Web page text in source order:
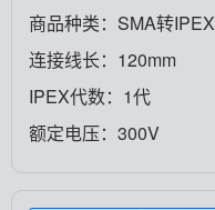
商品种类：SMA转IPEX
连接线长：120mm
IPEX代数：1代
额定电压：300V